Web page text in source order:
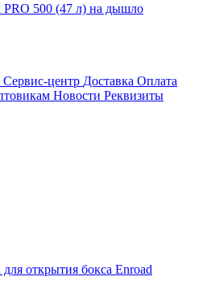
500 (47 л) на дышло
Сервис-центр Доставка Оплата
Новости Реквизиты
открытия бокса Enroad